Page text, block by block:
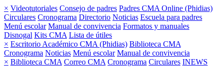
× Videotutoriales Consejo de padres Padres CMA Online (Phidias)
Circulares Cronograma Directorio Noticias Escuela para padres
Menú escolar Manual de convivencia Formatos y manuales
Disnogal Kits CMA Lista de útiles
× Escritorio Académico CMA (Phidias) Biblioteca CMA
Cronograma Noticias Menú escolar Manual de convivencia
× Biblioteca CMA Correo CMA Cronograma Circulares INEWS